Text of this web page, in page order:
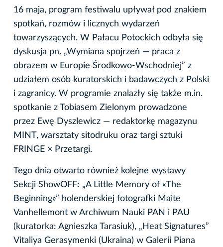
16 maja, program festiwalu upływał pod znakiem
spotkań, rozmów i licznych wydarzeń
towarzyszących. W Pałacu Potockich odbyła się
dyskusja pn. „Wymiana spojrzeń — praca z
obrazem w Europie Środkowo-Wschodniej” z
udziałem osób kuratorskich i badawczych z Polski
i zagranicy. W programie znalazły się także m.in.
spotkanie z Tobiasem Zielonym prowadzone
przez Ewę Dyszlewicz — redaktorkę magazynu
MINT, warsztaty sitodruku oraz targi sztuki
FRINGE × Przetargi.
Tego dnia otwarto również kolejne wystawy
Sekcji ShowOFF: „A Little Memory of «The
Beginning»” holenderskiej fotografki Maite
Vanhellemont w Archiwum Nauki PAN i PAU
(kuratorka: Agnieszka Tarasiuk), „Heat Signatures”
Vitaliya Gerasymenki (Ukraina) w Galerii Piana